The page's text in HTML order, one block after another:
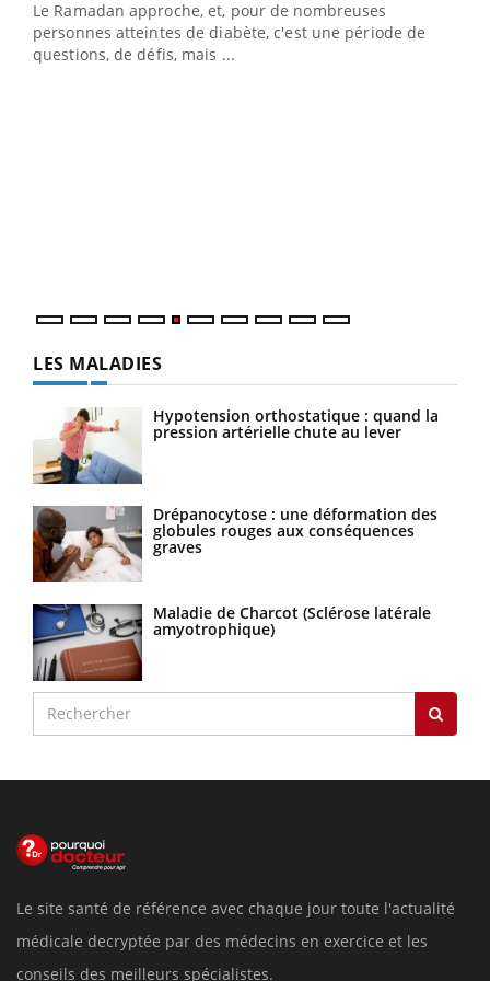
Le Ramadan approche, et, pour de nombreuses
personnes atteintes de diabète, c'est une période de
questions, de défis, mais ...
Un établissement lié à un groupe mutualiste innove en
matière de bilan de santé : l'utilisation d'un « jumeau
LES MALADIES
Hypotension orthostatique : quand la
pression artérielle chute au lever
Drépanocytose : une déformation des
globules rouges aux conséquences
graves
Maladie de Charcot (Sclérose latérale
amyotrophique)
Le site santé de référence avec chaque jour toute l'actualité
médicale decryptée par des médecins en exercice et les
conseils des meilleurs spécialistes.